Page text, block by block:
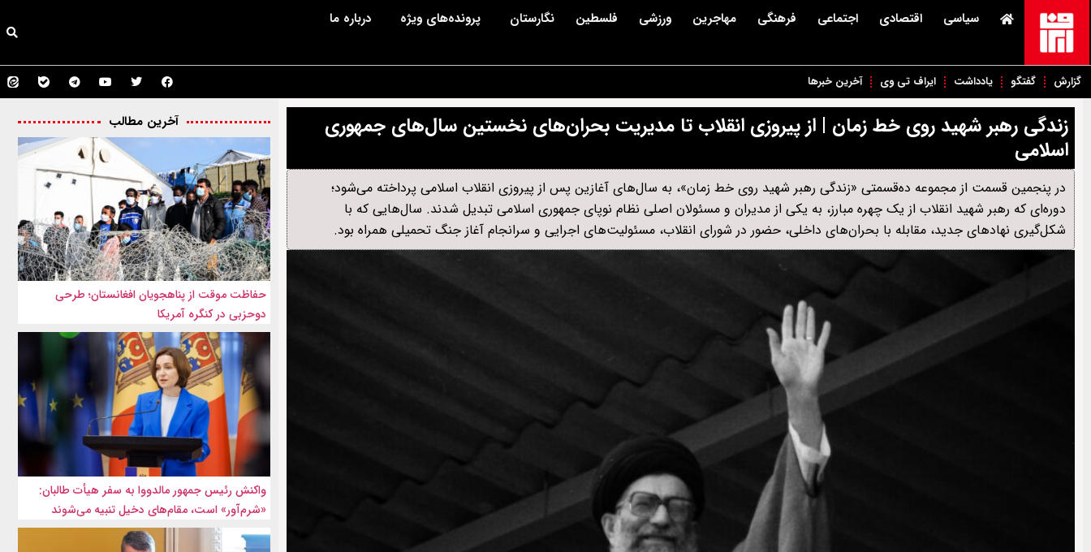
سیاسی اقتصادی اجتماعی فرهنگی مهاجرین ورزشی فلسطین نگارستان پرونده‌های ویژه درباره ما
گزارش گفتگو یادداشت ایراف تی وی آخرین خبرها
زندگی رهبر شهید روی خط زمان | از پیروزی انقلاب تا مدیریت بحران‌های نخستین سال‌های جمهوری
اسلامی
در پنجمین قسمت از مجموعه ده‌قسمتی «زندگی رهبر شهید روی خط زمان»، به سال‌های آغازین پس از پیروزی انقلاب اسلامی پرداخته می‌شود؛
دوره‌ای که رهبر شهید انقلاب از یک چهره مبارز، به یکی از مدیران و مسئولان اصلی نظام نوپای جمهوری اسلامی تبدیل شدند. سال‌هایی که با
شکل‌گیری نهادهای جدید، مقابله با بحران‌های داخلی، حضور در شورای انقلاب، مسئولیت‌های اجرایی و سرانجام آغاز جنگ تحمیلی همراه بود.
آخرین مطالب
حفاظت موقت از پناهجویان افغانستان؛ طرحی
دوحزبی در کنگره آمریکا
واکنش رئیس جمهور مالدووا به سفر هیأت طالبان:
«شرم‌آور» است، مقام‌های دخیل تنبیه می‌شوند